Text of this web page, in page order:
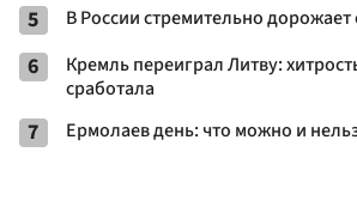
5 В России стремительно дорожает
6
Кремль переиграл Литву:
сработала
7 Ермолаев день: что можно и